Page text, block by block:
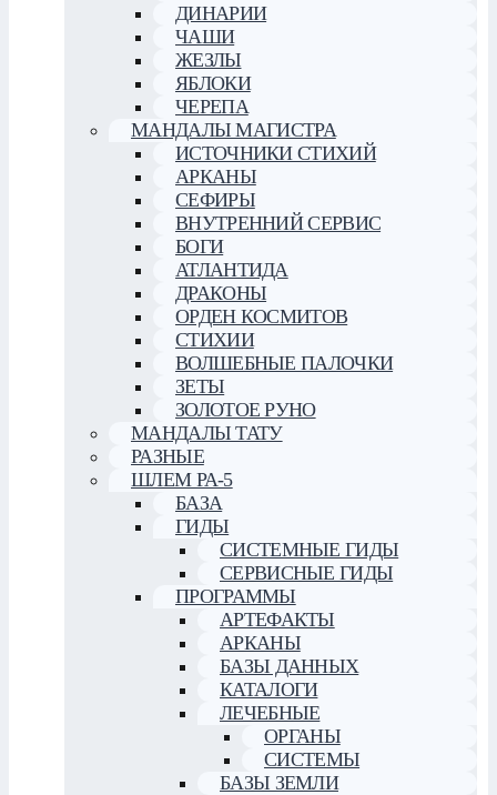
ДИНАРИИ
ЧАШИ
ЖЕЗЛЫ
ЯБЛОКИ
ЧЕРЕПА
МАНДАЛЫ МАГИСТРА
ИСТОЧНИКИ СТИХИЙ
АРКАНЫ
СЕФИРЫ
ВНУТРЕННИЙ СЕРВИС
БОГИ
АТЛАНТИДА
ДРАКОНЫ
ОРДЕН КОСМИТОВ
СТИХИИ
ВОЛШЕБНЫЕ ПАЛОЧКИ
ЗЕТЫ
ЗОЛОТОЕ РУНО
МАНДАЛЫ ТАТУ
РАЗНЫЕ
ШЛЕМ РА-5
БАЗА
ГИДЫ
СИСТЕМНЫЕ ГИДЫ
СЕРВИСНЫЕ ГИДЫ
ПРОГРАММЫ
АРТЕФАКТЫ
АРКАНЫ
БАЗЫ ДАННЫХ
КАТАЛОГИ
ЛЕЧЕБНЫЕ
ОРГАНЫ
СИСТЕМЫ
БАЗЫ ЗЕМЛИ